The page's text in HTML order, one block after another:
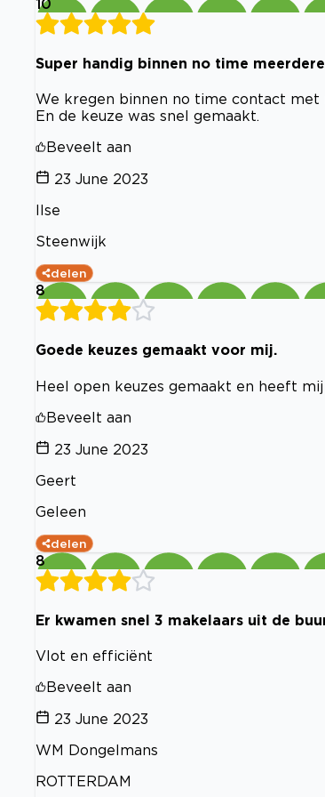
Super handig binnen no time
We kregen binnen no time contact
En de keuze was snel gemaakt.
Beveelt aan
23 June 2023
Ilse
Steenwijk
delen
8
Goede keuzes gemaakt voor mij.
Heel open keuzes gemaakt en heeft
Beveelt aan
23 June 2023
Geert
Geleen
delen
8
Er kwamen snel 3 makelaars uit de
Vlot en efficiënt
Beveelt aan
23 June 2023
WM Dongelmans
ROTTERDAM